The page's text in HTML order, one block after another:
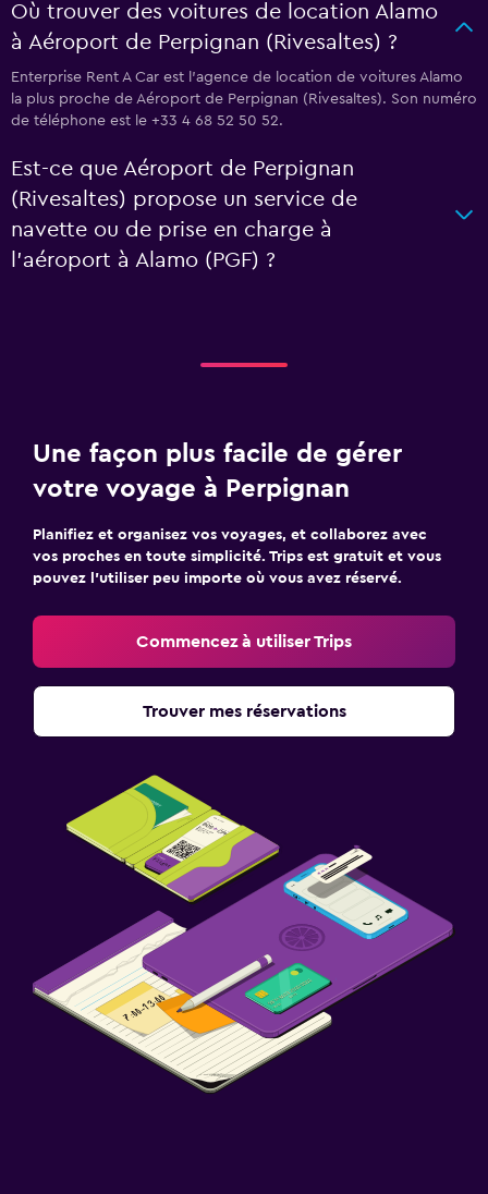
Où trouver des voitures de location Alamo
à Aéroport de Perpignan (Rivesaltes) ?
Enterprise Rent A Car est l'agence de location de voitures Alamo
la plus proche de Aéroport de Perpignan (Rivesaltes). Son numéro
de téléphone est le +33 4 68 52 50 52.
Est-ce que Aéroport de Perpignan
(Rivesaltes) propose un service de
navette ou de prise en charge à
l’aéroport à Alamo (PGF) ?
Une façon plus facile de gérer
votre voyage à Perpignan
Planifiez et organisez vos voyages, et collaborez avec
vos proches en toute simplicité. Trips est gratuit et vous
pouvez l’utiliser peu importe où vous avez réservé.
Commencez à utiliser Trips
Trouver mes réservations